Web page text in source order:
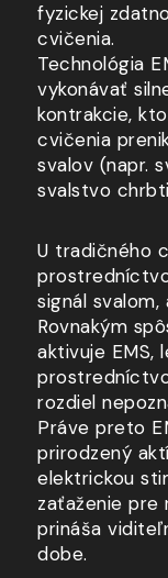
fyzickej
cvičenia.
Technológia
vykonávať
kontrakcie,
cvičenia
svalov (napr.
svalstvo
U tradičného
signál
Rovnakým
aktivuje EMS,
rozdiel
Práve preto
prirodzený
elektrickou
zaťaženie pre
prináša
dobe.